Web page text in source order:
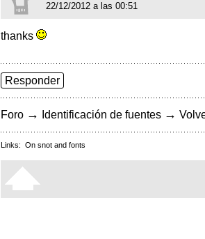
22/12/2012 a las 00:51
thanks
Responder
Foro → Identificación de fuentes →
Links: On snot and fonts